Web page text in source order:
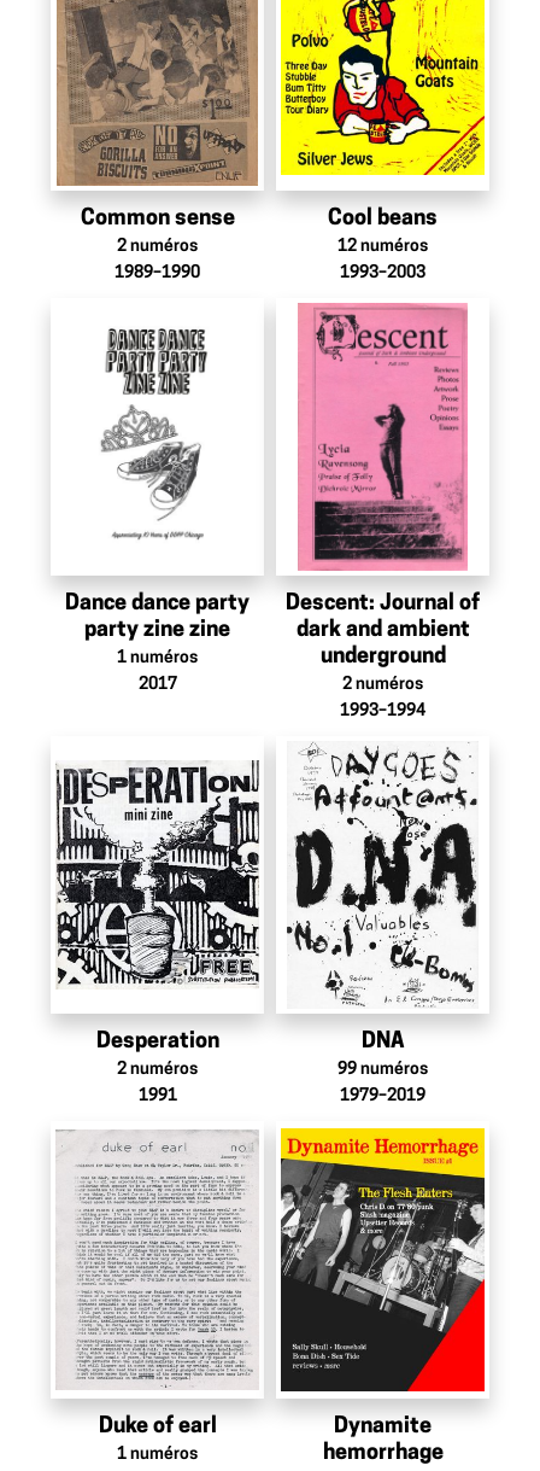
Common sense
2 numéros
1989–1990
Cool beans
12 numéros
1993–2003
Dance dance party
party zine zine
1 numéros
2017
Descent: Journal of
dark and ambient
underground
2 numéros
1993–1994
Desperation
2 numéros
1991
DNA
99 numéros
1979–2019
Duke of earl
1 numéros
Dynamite
hemorrhage